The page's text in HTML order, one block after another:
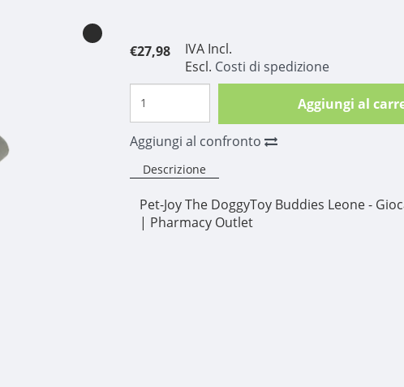
€27,98
IVA Incl.
Escl. Costi di spedizione
Aggiungi al
Aggiungi al confronto
Descrizione
Pet-Joy The DoggyToy Buddies Leone -
| Pharmacy Outlet